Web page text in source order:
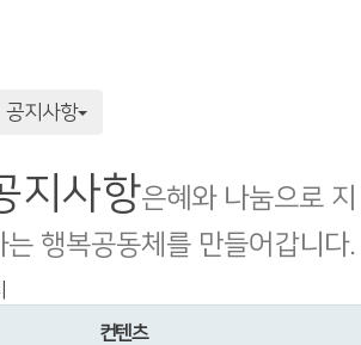
공지사항
지사항은혜와 나눔으로 지
행복공동체를 만들어갑니다.
컨텐츠